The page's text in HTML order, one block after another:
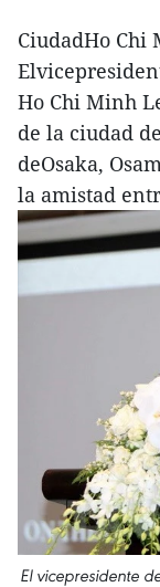
CiudadHo Chi
Ho Chi Minh
de la ciudad
deOsaka,
la amistad
El vicepresidente